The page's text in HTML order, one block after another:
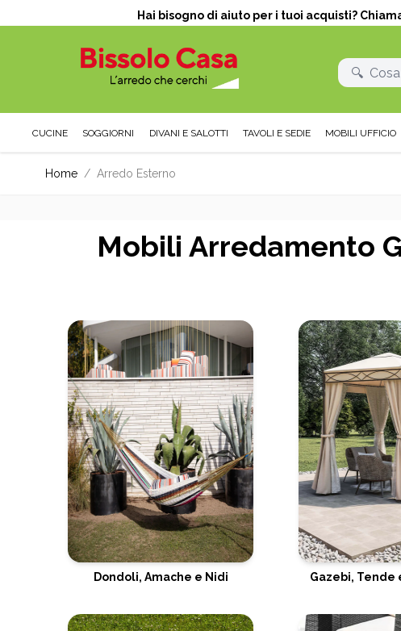
Hai bisogno di aiuto per i tuoi acquisti?
CUCINE SOGGIORNI DIVANI E SALOTTI TAVOLI E SEDIE MOBILI UFFICIO
Home / Arredo Esterno
Mobili Arredamento
Dondoli, Amache e Nidi Gazebi, Tende